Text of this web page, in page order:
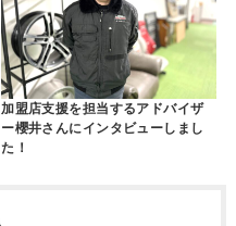
加盟店支援を担当するアドバイザ
ー櫻井さんにインタビューしまし
た！